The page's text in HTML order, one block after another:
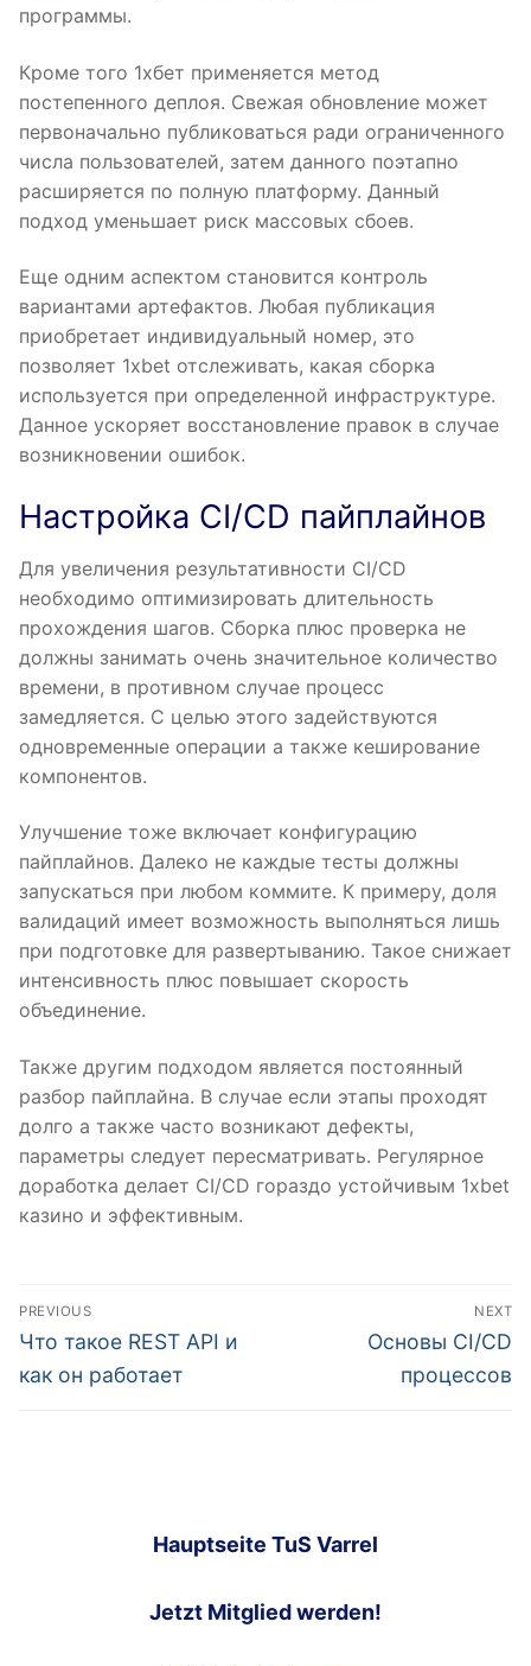
программы.
Кроме того 1хбет применяется метод
постепенного деплоя. Свежая обновление может
первоначально публиковаться ради ограниченного
числа пользователей, затем данного поэтапно
расширяется по полную платформу. Данный
подход уменьшает риск массовых сбоев.
Еще одним аспектом становится контроль
вариантами артефактов. Любая публикация
приобретает индивидуальный номер, это
позволяет 1xbet отслеживать, какая сборка
используется при определенной инфраструктуре.
Данное ускоряет восстановление правок в случае
возникновении ошибок.
Настройка CI/CD пайплайнов
Для увеличения результативности CI/CD
необходимо оптимизировать длительность
прохождения шагов. Сборка плюс проверка не
должны занимать очень значительное количество
времени, в противном случае процесс
замедляется. С целью этого задействуются
одновременные операции а также кеширование
компонентов.
Улучшение тоже включает конфигурацию
пайплайнов. Далеко не каждые тесты должны
запускаться при любом коммите. К примеру, доля
валидаций имеет возможность выполняться лишь
при подготовке для развертыванию. Такое снижает
интенсивность плюс повышает скорость
объединение.
Также другим подходом является постоянный
разбор пайплайна. В случае если этапы проходят
долго а также часто возникают дефекты,
параметры следует пересматривать. Регулярное
доработка делает CI/CD гораздо устойчивым 1xbet
казино и эффективным.
Beitragsnavigation
PREVIOUS
Previous
post:
Что такое REST API и
как он работает
NEXT
Next
post:
Основы CI/CD
процессов
Hauptseite TuS Varrel
Jetzt Mitglied werden!